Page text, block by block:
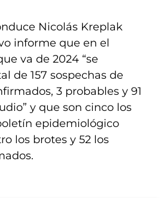
Nicolás Kreplak
informe que en el
va de 2024 “se
de 157 sospechas de
3 probables y 91
y que son cinco los
epidemiológico
los brotes y 52 los